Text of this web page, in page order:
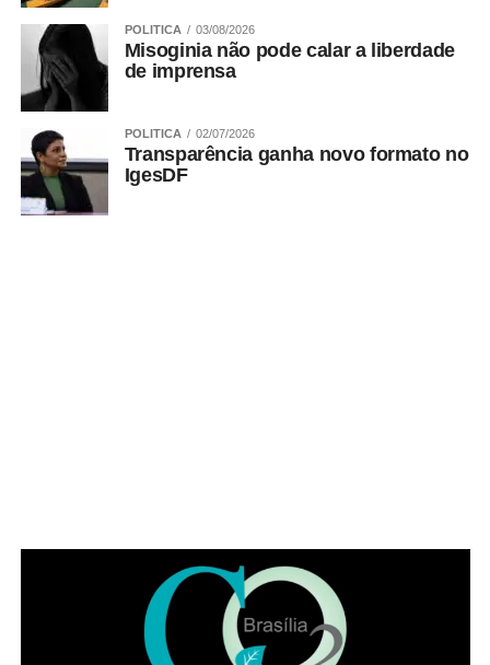
POLITICA 03/08/2026
Misoginia não pode calar a liberdade
de imprensa
POLITICA 02/07/2026
Transparência ganha novo formato no
IgesDF